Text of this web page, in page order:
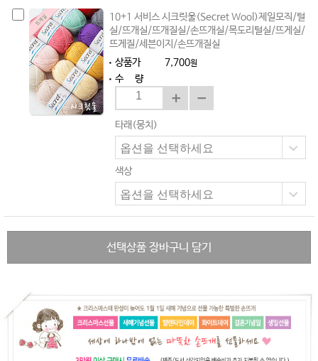
10+1 서비스 시크릿울(Secret Wool)제일모직/털
실/뜨개실/뜨개질실/손뜨개실/목도리털실/뜨게실/
뜨게질/세븐이지/손뜨개질실
상품가
7,700원
수 량
타래(뭉치)
색상
선택상품 장바구니 담기